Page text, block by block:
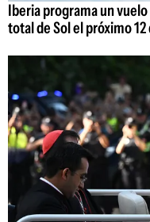
Iberia programa un
total de Sol el próximo